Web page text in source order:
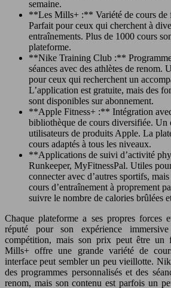
semaine.
**Les Mills+ :** Variété de cours de
Parfait pour ceux qui cherchent à
entraînements. Plus de 1000 cours
plateforme.
**Nike Training Club :**
séances avec des athlètes de renom.
pour ceux qui recherchent un
L’application est gratuite, mais des
sont disponibles sur abonnement.
**Apple Fitness+ :** Intégration
bibliothèque de cours diversifiée. Un
utilisateurs de produits Apple. La
cours adaptés à tous les niveaux.
**Applications de suivi d’activité
Runkeeper, MyFitnessPal. Utiles
connecter avec d’autres sportifs,
cours d’entraînement à proprement
suivre le nombre de calories brûlées
Chaque plateforme a ses propres forces
réputé pour son expérience
compétition, mais son prix peut être un
Mills+ offre une grande variété de
interface peut sembler un peu vieillotte.
des programmes personnalisés et des
renom, mais son contenu est parfois un